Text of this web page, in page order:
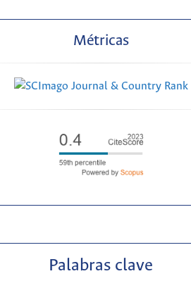
Métricas
Palabras clave